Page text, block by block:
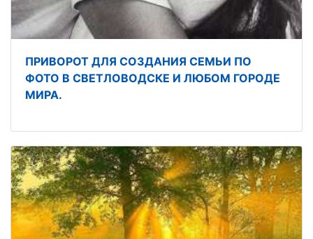
ПРИВОРОТ ДЛЯ СОЗДАНИЯ СЕМЬИ ПО
ФОТО В СВЕТЛОВОДСКЕ И ЛЮБОМ ГОРОДЕ
МИРА.